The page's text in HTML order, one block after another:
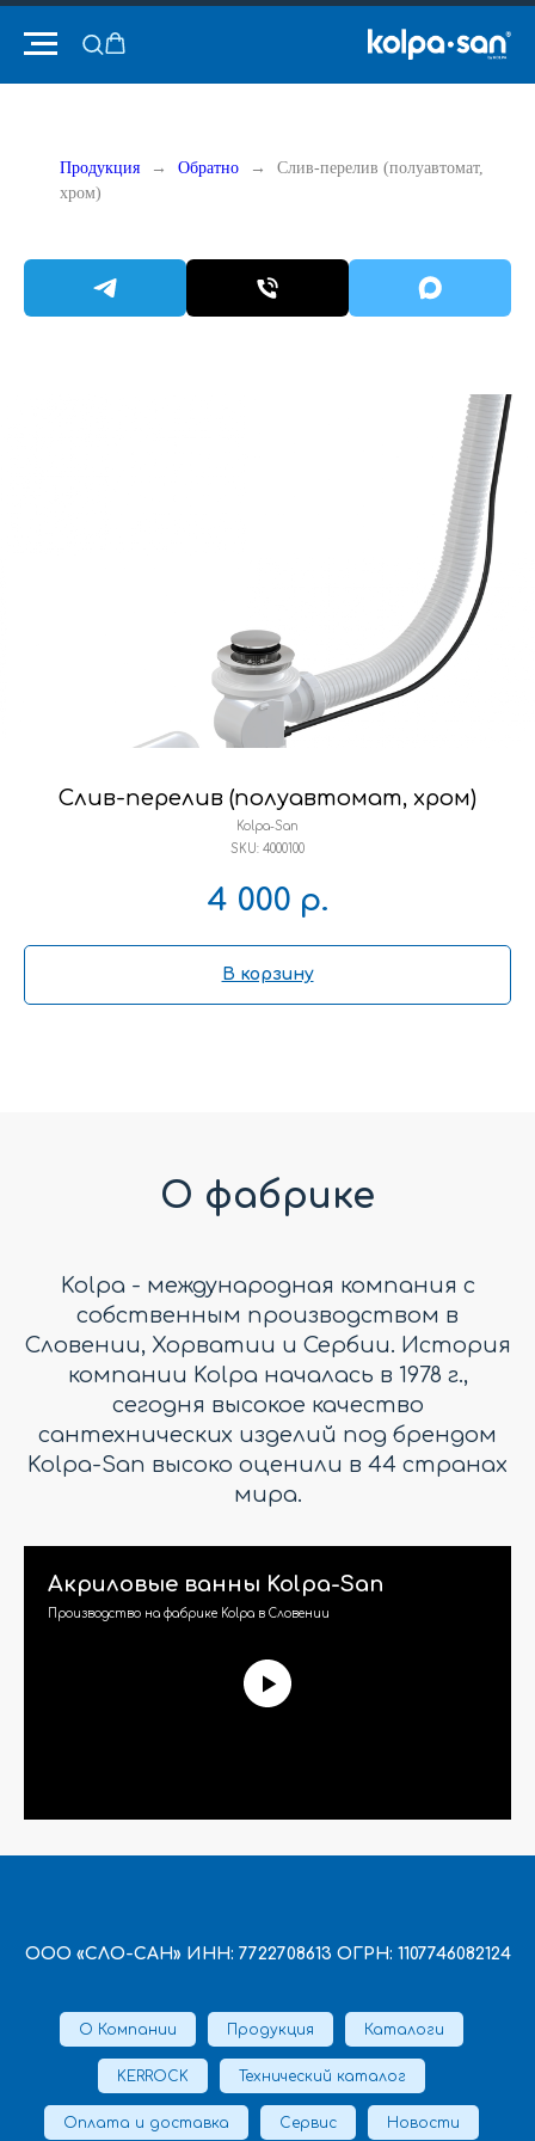
Продукция Обратно
Слив-перелив (полуавтомат,
хром)
Слив-перелив (полуавтомат, хром)
Kolpa-San
SKU: 4000100
4 000 р.
В корзину
О фабрике
Kolpa - международная компания с
собственным производством в
Словении, Хорватии и Сербии. История
компании Kolpa началась в 1978 г.,
сегодня высокое качество
сантехнических изделий под брендом
Kolpa-San высоко оценили в 44 странах
мира.
Акриловые ванны Kolpa-San
Производство на фабрике Kolpa в Словении
ООО «СЛО-САН» ИНН: 7722708613 ОГРН: 1107746082124
О Компании Продукция Каталоги
KERROCK Технический каталог
Оплата и доставка Сервис Новости